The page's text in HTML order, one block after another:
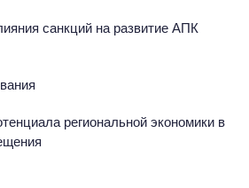
санкций на развитие АПК
региональной экономики в